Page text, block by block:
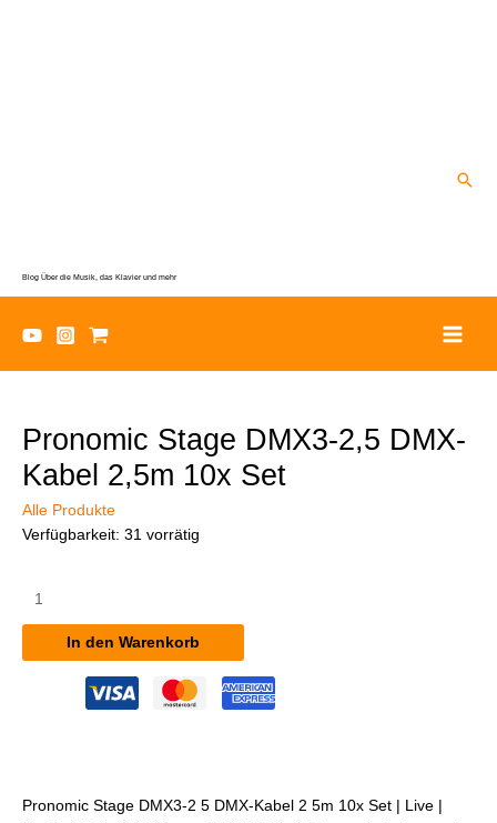
Blog Über die Musik, das Klavier und mehr
Pronomic Stage DMX3-2,5 DMX-
Kabel 2,5m 10x Set
Alle Produkte
Verfügbarkeit: 31 vorrätig
Stage
DMX3-
2,5
Menge
In den Warenkorb
Pronomic Stage DMX3-2 5 DMX-Kabel 2 5m 10x Set | Live |